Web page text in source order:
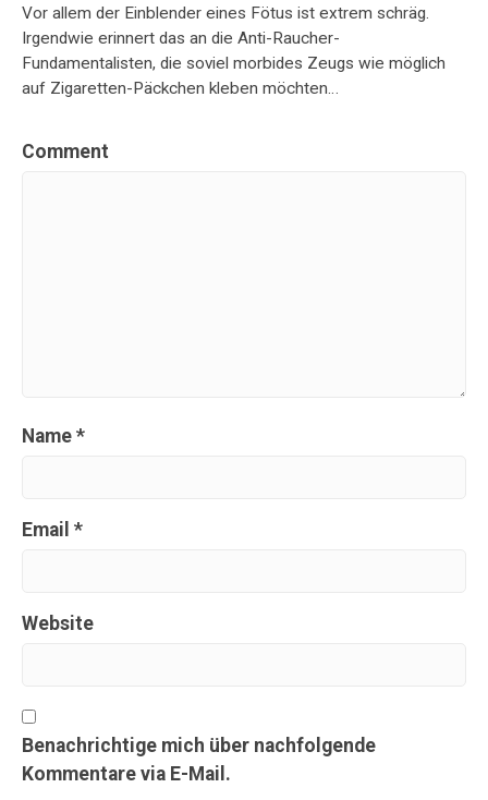
Vor allem der Einblender eines Fötus ist extrem schräg.
Irgendwie erinnert das an die Anti-Raucher-
Fundamentalisten, die soviel morbides Zeugs wie möglich
auf Zigaretten-Päckchen kleben möchten…
Comment
Name *
Email *
Website
Benachrichtige mich über nachfolgende
Kommentare via E-Mail.